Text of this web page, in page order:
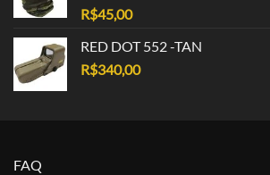
R$45,00
RED DOT 552 -TAN
R$340,00
FAQ